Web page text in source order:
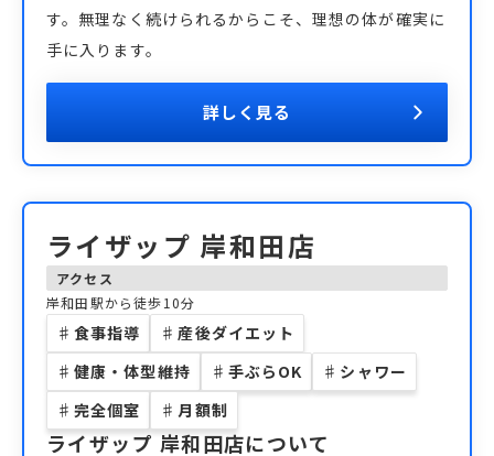
す。無理なく続けられるからこそ、理想の体が確実に
手に入ります。
詳しく見る
ライザップ 岸和田店
アクセス
岸和田駅から徒歩10分
♯ 食事指導 ♯ 産後ダイエット
♯ 健康・体型維持 ♯ 手ぶらOK ♯ シャワー
♯ 完全個室 ♯ 月額制
ライザップ 岸和田店について